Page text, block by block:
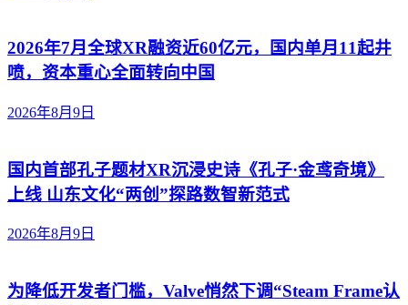
2026年7月全球XR融资近60亿元，国内单月11起井
喷，资本重心全面转向中国
2026年8月9日
国内首部孔子题材XR沉浸史诗《孔子·金鸢奇境》
上线 山东文化“两创”探路数智新范式
2026年8月9日
为降低开发者门槛，Valve悄然下调“Steam Frame认